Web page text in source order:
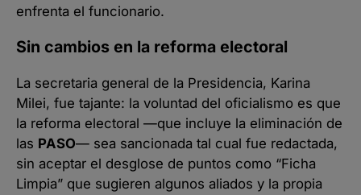
enfrenta el funcionario.
Sin cambios en la reforma electoral
La secretaria general de la Presidencia, Karina
Milei, fue tajante: la voluntad del oficialismo es que
la reforma electoral —que incluye la eliminación de
las PASO— sea sancionada tal cual fue redactada,
sin aceptar el desglose de puntos como “Ficha
Limpia” que sugieren algunos aliados y la propia